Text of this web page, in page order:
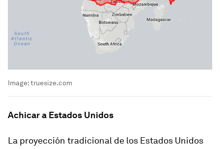
Image:truesize.com
Achicar a Estados Unidos
La proyección tradicional de los Estados Unidos